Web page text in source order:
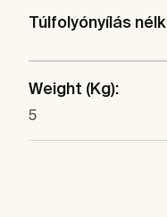
Túlfolyónyílás
Weight (Kg):
5